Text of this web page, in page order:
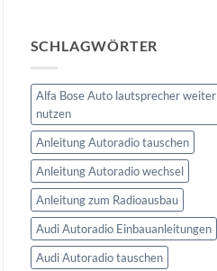
Ford
Kuga
SCHLAGWÖRTER
Alfa Bose Auto lautsprecher weiter
nutzen
Anleitung Autoradio tauschen
Anleitung Autoradio wechsel
Anleitung zum Radioausbau
Audi Autoradio Einbauanleitungen
Audi Autoradio tauschen